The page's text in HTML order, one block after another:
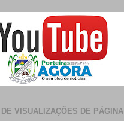
VISUALIZAÇÕES DE PÁGINA